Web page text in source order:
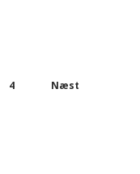
4 Næst